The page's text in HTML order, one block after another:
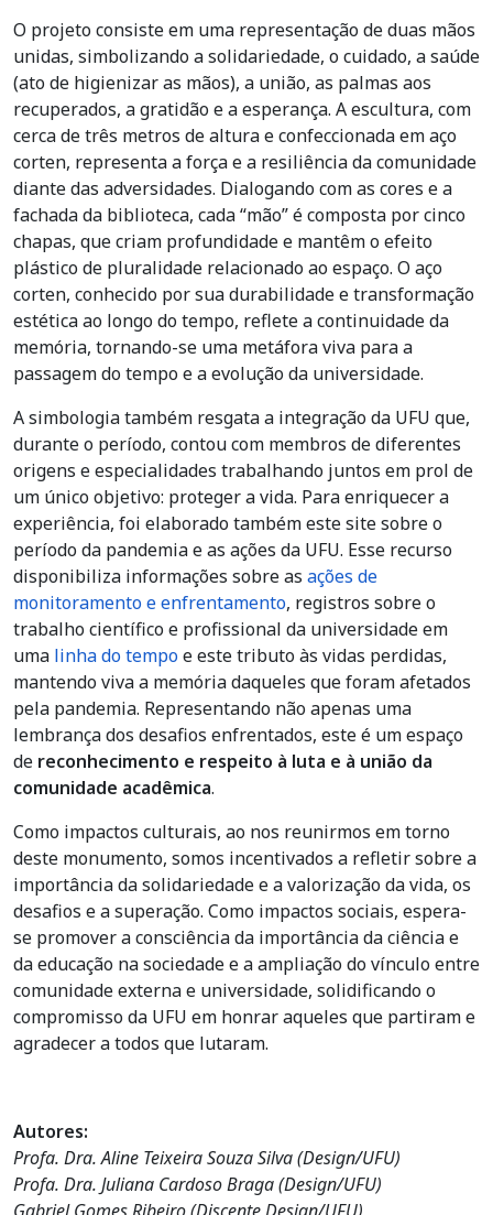
O projeto consiste em uma representação de duas mãos
unidas, simbolizando a solidariedade, o cuidado, a saúde
(ato de higienizar as mãos), a união, as palmas aos
recuperados, a gratidão e a esperança. A escultura, com
cerca de três metros de altura e confeccionada em aço
corten, representa a força e a resiliência da comunidade
diante das adversidades. Dialogando com as cores e a
fachada da biblioteca, cada “mão” é composta por cinco
chapas, que criam profundidade e mantêm o efeito
plástico de pluralidade relacionado ao espaço. O aço
corten, conhecido por sua durabilidade e transformação
estética ao longo do tempo, reflete a continuidade da
memória, tornando-se uma metáfora viva para a
passagem do tempo e a evolução da universidade.
A simbologia também resgata a integração da UFU que,
durante o período, contou com membros de diferentes
origens e especialidades trabalhando juntos em prol de
um único objetivo: proteger a vida. Para enriquecer a
experiência, foi elaborado também este site sobre o
período da pandemia e as ações da UFU. Esse recurso
disponibiliza informações sobre as ações de
monitoramento e enfrentamento, registros sobre o
trabalho científico e profissional da universidade em
uma linha do tempoe este tributo às vidas perdidas,
mantendo viva a memória daqueles que foram afetados
pela pandemia. Representando não apenas uma
lembrança dos desafios enfrentados, este é um espaço
de reconhecimento e respeito à luta e à união da
comunidade acadêmica.
Como impactos culturais, ao nos reunirmos em torno
deste monumento, somos incentivados a refletir sobre a
importância da solidariedade e a valorização da vida, os
desafios e a superação. Como impactos sociais, espera-
se promover a consciência da importância da ciência e
da educação na sociedade e a ampliação do vínculo entre
comunidade externa e universidade, solidificando o
compromisso da UFU em honrar aqueles que partiram e
agradecer a todos que lutaram.
Autores:
Profa. Dra. Aline Teixeira Souza Silva (Design/UFU)
Profa. Dra. Juliana Cardoso Braga (Design/UFU)